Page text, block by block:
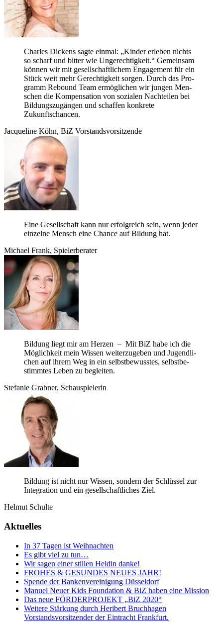
Charles Dickens sagte ein­mal: „Kin­der erle­ben nichts
so scharf und bit­ter wie Unge­rech­tig­keit.“ Gemein­sam
kön­nen wir mit gesell­schaft­li­chem Enga­ge­ment für ein
Stück weit mehr Gerech­tig­keit sor­gen. Durch das Pro­
gramm Rebound Team ermög­li­chen wir jun­gen Men­
schen die Kom­pen­sa­tion von sozia­len Nach­tei­len bei
Bil­dungs­zu­gän­gen und schaf­fen kon­krete
Zukunftschancen.
Jac­que­line Köhn, BiZ Vorstandsvorsitzende
Eine Gesell­schaft kann nur erfolg­reich sein, wenn jeder
ein­zelne Mensch eine Chance auf Bil­dung hat.
Michael Frank, Spielerberater
Bil­dung liegt mir am Her­zen – Mit BiZ habe ich die
Mög­lich­keit mein Wis­sen wei­ter­zu­ge­ben und Jugend­li­
chen auf ihrem Weg in ein selbst­be­wuss­tes, selbst­be­
stimm­tes Leben zu begleiten.
Ste­fa­nie Grab­ner, Schauspielerin
Bil­dung ist nicht nur Wis­sen, son­dern der Schlüs­sel zur
Inte­gra­tion und ein gesell­schaft­li­ches Ziel.
Hel­mut Schulte
Aktuelles
In 37 Tagen ist Weihnachten
Es gibt viel zu tun…
Wir sagen einer stillen Heldin danke!
FROHES & GESUNDES NEUES JAHR!
Spende der Bankenvereinigung Düsseldorf
Manuel Neuer Kids Foundation & BiZ haben eine Mission
Das neue FÖRDERPROJEKT „BiZ 2020“
Weitere Stärkung durch Heribert Bruchhagen
Vorstandsvorsitzender der Eintracht Frankfurt.